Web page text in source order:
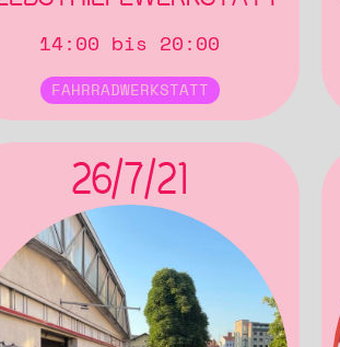
14:00 bis 20:00
FAHRRADWERKSTATT
26/7/21